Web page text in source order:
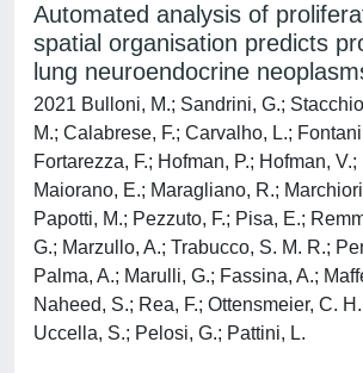
Automated analysis of
spatial organisation predicts
lung neuroendocrine
2021 Bulloni, M.; Sandrini, G.;
M.; Calabrese, F.; Carvalho, L.;
Fortarezza, F.; Hofman, P.; Hofman, V.;
Maiorano, E.; Maragliano, R.;
Papotti, M.; Pezzuto, F.; Pisa, E.;
G.; Marzullo, A.; Trabucco, S. M. R.;
Palma, A.; Marulli, G.; Fassina, A.;
Naheed, S.; Rea, F.; Ottensmeier, C.
Uccella, S.; Pelosi, G.; Pattini, L.